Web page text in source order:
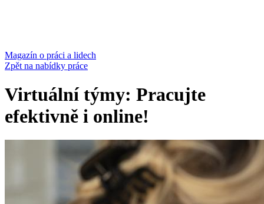
Magazín o práci a lidech
Zpět na nabídky práce
Virtuální týmy: Pracujte
efektivně i online!